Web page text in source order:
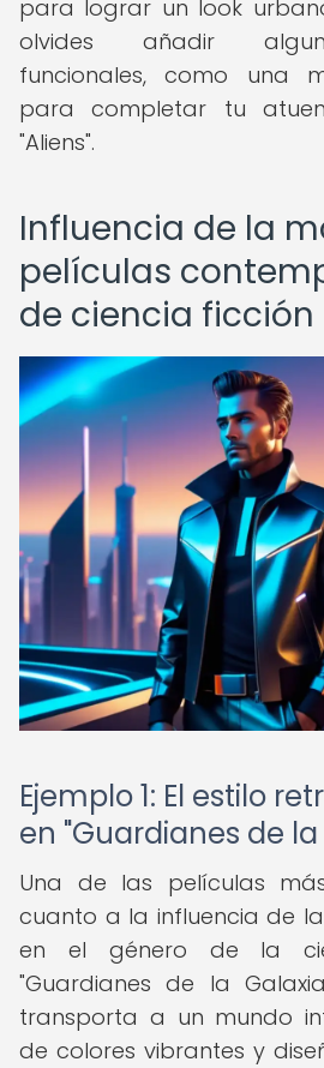
para lograr un look
olvides añadir
funcionales, como una
para completar tu
"Aliens".
Influencia de la
películas
de ciencia ficción
Ejemplo 1: El estilo
en "Guardianes de
Una de las películas
cuanto a la influencia de
en el género de la
"Guardianes de la
transporta a un mundo
de colores vibrantes y